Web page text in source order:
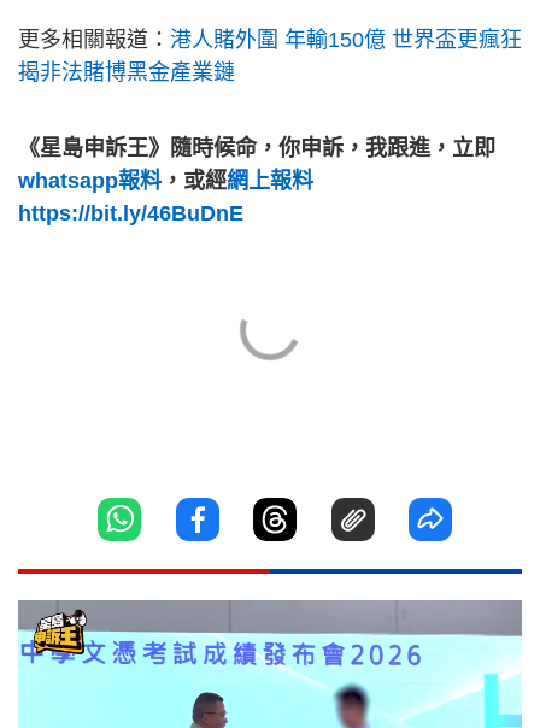
更多相關報道： 港人賭外圍 年輸150億 世界盃更瘋狂
揭非法賭博黑金產業鏈
《星島申訴王》隨時候命，你申訴，我跟進，立即
whatsapp報料，或經網上報料
https://bit.ly/46BuDnE